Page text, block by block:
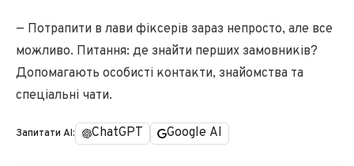
— Потрапити в лави фіксерів зараз непросто, але все
можливо. Питання: де знайти перших замовників?
Допомагають особисті контакти, знайомства та
спеціальні чати.
Запитати AI: ChatGPT Google AI